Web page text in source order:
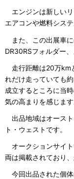
エンジンは新しいリ
エアコンや燃料シス
また、この出展車
DR30RSフォルダー
走行距離は20万km
れだけ走っていても
成立するところに当
気の高まりを感じます
出品地域はオース
ト・ウェストです。
オークションサイ
両は掲載されており
今回出品された個